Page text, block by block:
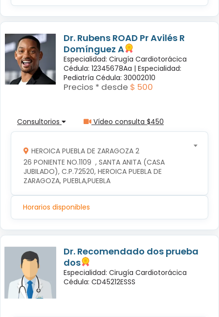
Dr. Rubens ROAD Pr Avilés R
Domínguez A
Especialidad: Cirugía Cardiotorácica
Cédula: 12345678Aa | Especialidad:
Pediatría Cédula: 30002010
Precios * desde $ 500
Consultorios Vídeo consulta $450
HEROICA PUEBLA DE ZARAGOZA 2
26 PONIENTE NO.1109  , SANTA ANITA (CASA
JUBILADO), C.P.72520, HEROICA PUEBLA DE
ZARAGOZA, PUEBLA,PUEBLA
Horarios disponibles
Dr. Recomendado dos prueba
dos
Especialidad: Cirugía Cardiotorácica
Cédula: CD45212ESSS